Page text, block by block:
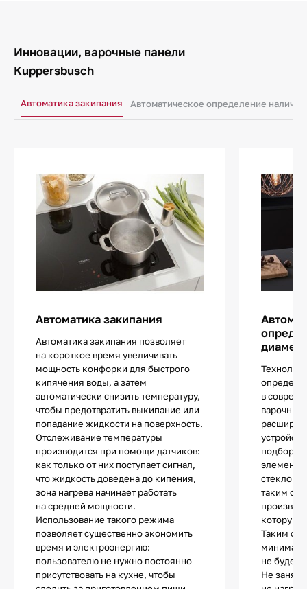
Инновации, варочные панели
Kuppersbusch
Автоматика закипания Автоматическое определение
Автоматика закипания
Автоматика закипания позволяет
на короткое время увеличивать
мощность конфорки для быстрого
кипячения воды, а затем
автоматически снизить температуру,
чтобы предотвратить выкипание или
попадание жидкости на поверхность.
Отслеживание температуры
производится при помощи датчиков:
как только от них поступает сигнал,
что жидкость доведена до кипения,
зона нагрева начинает работать
на средней мощности.
Использование такого режима
позволяет существенно экономить
время и электроэнергию:
пользователю не нужно постоянно
присутствовать на кухне, чтобы
в
варочных
подбор
элементы
таким
которую
Таким
не будет
Не